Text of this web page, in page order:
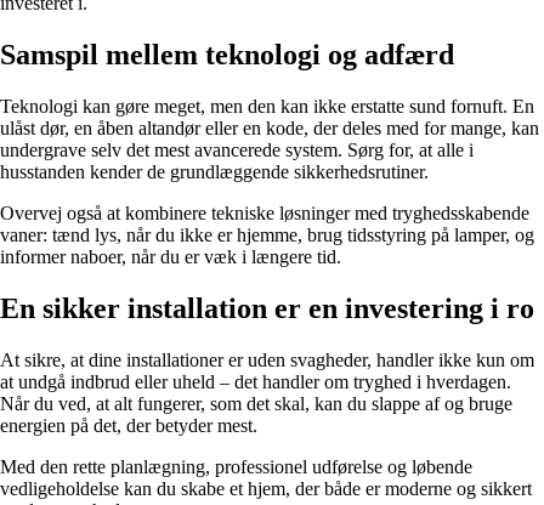
Samspil mellem teknologi og adfærd
Teknologi kan gøre meget, men den kan ikke erstatte sund fornuft. En
ulåst dør, en åben altandør eller en kode, der deles med for mange, kan
undergrave selv det mest avancerede system. Sørg for, at alle i
husstanden kender de grundlæggende sikkerhedsrutiner.
Overvej også at kombinere tekniske løsninger med tryghedsskabende
vaner: tænd lys, når du ikke er hjemme, brug tidsstyring på lamper, og
informer naboer, når du er væk i længere tid.
En sikker installation er en investering i ro
At sikre, at dine installationer er uden svagheder, handler ikke kun om
at undgå indbrud eller uheld – det handler om tryghed i hverdagen.
Når du ved, at alt fungerer, som det skal, kan du slappe af og bruge
energien på det, der betyder mest.
Med den rette planlægning, professionel udførelse og løbende
vedligeholdelse kan du skabe et hjem, der både er moderne og sikkert